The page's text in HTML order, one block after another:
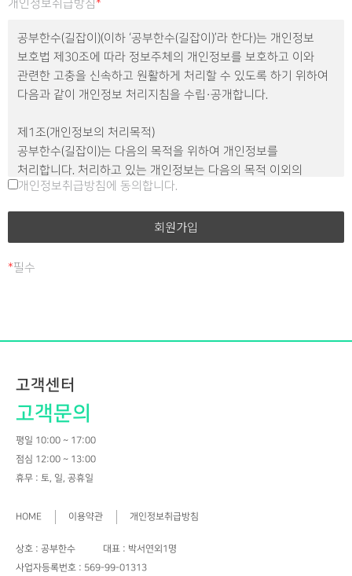
2.회 원 : 공부한수(길잡이)의 서비스에 접속하여 이 약관에 따라
공부한수(길잡이)과 이용계약을 체결하고 공부한수(길잡이)가
제공하는 서비스를 이용하는 고객을 말한다.
3.아이디(ID) : 회원의 식별과 서비스 이용을 위하여 회원이
정하고 공부한수(길잡이)가 승인하는 문자와 숫자의 조합을
4.비밀번호 : 회원이 부여 받은 아이디와 일치되는 회원임을
확인하고 비밀보호를 위해 회원 자신이 정한 문자 또는 숫자의
조합을 의미한다.
5.콘텐츠 : 공부한수(길잡이)가 웹사이트에서 제공하는 온라인
6.운영자 : 서비스의 전반적인 관리와 원활한 운영을 위하여
이용계약을 종료시키는 의사 표시를 의미한다.
서비스 초기 화면에 게시한다.
②공부한수(길잡이)는 ‘약관의 규제에 관한 법률’, ‘정보통신망
이용촉진 및 정보보호 등에 관한 법률(이하 “정보통신망법”이라
함)’ 등 관련법을 위배하지 않는 범위에서 이 약관을 개정할 수
있다.
③공부한수(길잡이)이 약관을 개정할 경우에는 적용일자 및
개정약관의 적용일자 30일 전부터 적용일자 전일까지 공지한다.
개인정보취급방침*
공부한수(길잡이)(이하 ‘공부한수(길잡이)’라 한다)는 개인정보
보호법 제30조에 따라 정보주체의 개인정보를 보호하고 이와
관련한 고충을 신속하고 원활하게 처리할 수 있도록 하기 위하여
다음과 같이 개인정보 처리지침을 수립·공개합니다.
제1조(개인정보의 처리목적)
공부한수(길잡이)는 다음의 목적을 위하여 개인정보를
처리합니다. 처리하고 있는 개인정보는 다음의 목적 이외의
용도로는 이용되지 않으며, 이용 목적이 변경되는 경우에는
서비스 부정이용 방지, 만 14세 미만 아동의 개인정보 처리시
목적으로 개인정보를 처리합니다.
재화 또는 서비스 제공
고충처리
민원인의 신원 확인, 민원사항 확인, 사실조사를 위한 연락·통지,
개인정보취급방침에 동의합니다.
*필수
고객센터
고객문의
평일 10:00 ~ 17:00
점심 12:00 ~ 13:00
휴무 : 토, 일, 공휴일
HOME 이용약관 개인정보취급방침
상호 : 공부한수
대표 : 박서연외1명
사업자등록번호 : 569-99-01313